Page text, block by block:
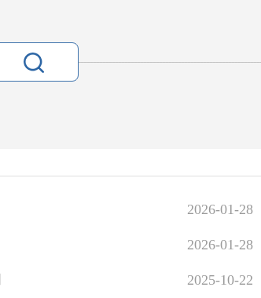
2026-01-28
2026-01-28
2025-10-22